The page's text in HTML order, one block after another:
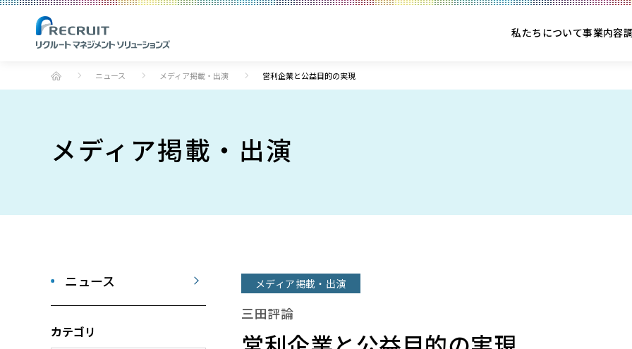
私たちについて事業内容
ニュース メディア掲載・出演 営利企業と公益目的の実現
メディア掲載・出演
ニュース
カテゴリ
メディア掲載・出演
三田評論